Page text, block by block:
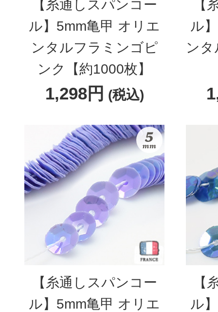
【糸通しスパンコー
ル】5mm亀甲 オリエ
ンタルフラミンゴピ
ンク【約1000枚】
1,298円 (税込)
【
ル
ン
【糸通しスパンコー
ル】5mm亀甲 オリエ
【
ル